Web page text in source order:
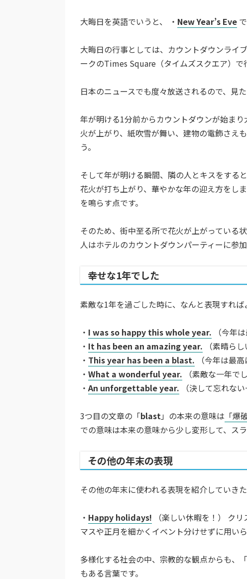
大晦日を英語でいうと、 ・ New Year’s Eve
大晦日の行事としては、カウントダウンライ
ークのTimes Square（タイムズスクエア）で
日本のニュースでも度々放送されるので、見
年が明ける1分前からカウントダウンが始ま
火が上がり、紙吹雪が舞い、建物の電飾さえ
う。
そして年が明ける瞬間、隣の人とキスをする
花火が打ち上がり、華やかな年の迎え方をし
を鳴らす点です。
そのため、街中至る所で花火が上がっている
人はホテルのカウントダウンパーティーに参
幸せな1年でした
素敵な1年を過ごした時に、なんと表現すれば
・ I was so happy this whole year. （今年
・ It has been an amazing year. （素晴ら
・ This year has been a blast. （今年は最
・ What a wonderful year. （素敵な一年で
・ An unforgettable year. （決して忘れな
3つ目の文章の「blast 」の本来の意味は 「爆
での意味は本来の意味から少し変形して、ス
その他の年末の表現
その他の年末に使われる表現を紹介していきた
・ Happy holidays! （楽しい休暇を！） ク
マスや正月を細かくイベント分けせずに用いら
多様化する社会の中、宗教的な観点からも、「
もある言葉です。